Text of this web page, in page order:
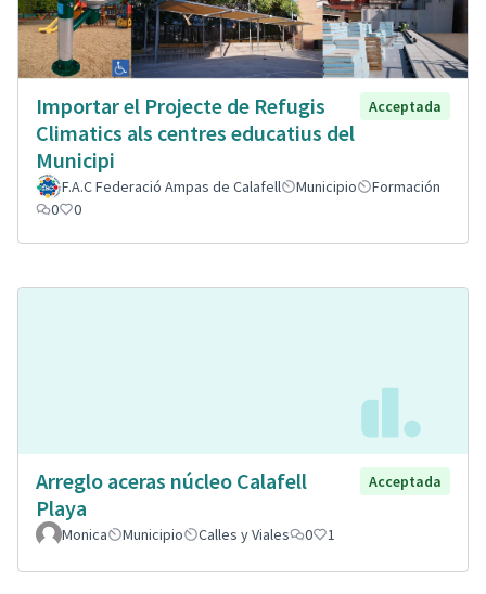
Importar el Projecte de Refugis
Climatics als centres educatius del
Municipi
Acceptada
F.A.C Federació Ampas de Calafell Municipio
Formación
0
0
Arreglo aceras núcleo Calafell
Playa
Acceptada
Monica Municipio Calles y Viales 0 1